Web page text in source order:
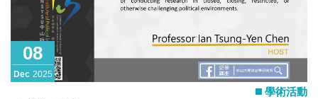
08
Dec 2025
學術活動